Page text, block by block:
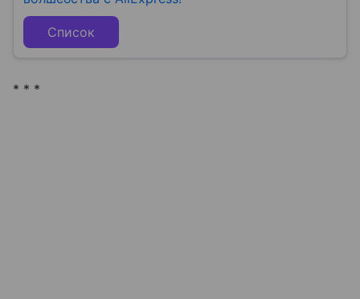
Список
* * *